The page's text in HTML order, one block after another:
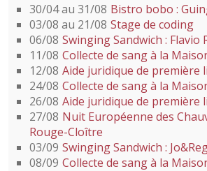
30/04 au 31/08 Bistro bobo :
03/08 au 21/08 Stage de coding
06/08 Swinging Sandwich : Flavio
11/08 Collecte de sang à la
12/08 Aide juridique de première
24/08 Collecte de sang à la
26/08 Aide juridique de première
27/08 Nuit Européenne des
Rouge-Cloître
03/09 Swinging Sandwich :
08/09 Collecte de sang à la